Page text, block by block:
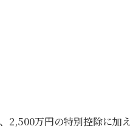
2,500万円の特別控除に加